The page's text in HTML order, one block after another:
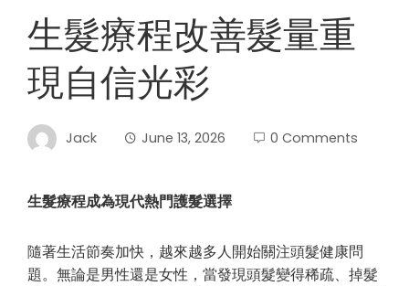
生髮療程改善髮量重
現自信光彩
Jack June 13, 2026 0 Comments
生髮療程成為現代熱門護髮選擇
隨著生活節奏加快，越來越多人開始關注頭髮健康問
題。無論是男性還是女性，當發現頭髮變得稀疏、掉髮